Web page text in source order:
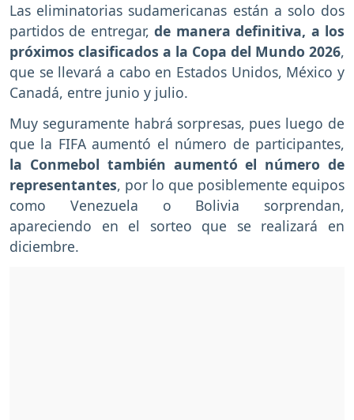
Las eliminatorias sudamericanas están a solo dos
partidos de entregar,de manera definitiva, a los
próximos clasificados a la Copa del Mundo 2026,
que se llevará a cabo en Estados Unidos, México y
Canadá, entre junio y julio.
Muy seguramente habrá sorpresas, pues luego de
que la FIFA aumentó el número de participantes,
la Conmebol también aumentó el número de
representantes, por lo que posiblemente equipos
como Venezuela o Bolivia sorprendan,
apareciendo en el sorteo que se realizará en
diciembre.